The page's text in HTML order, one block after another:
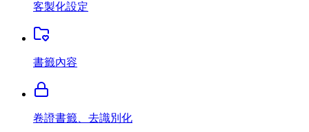
客製化設定
書籤內容
卷證書籤、去識別化